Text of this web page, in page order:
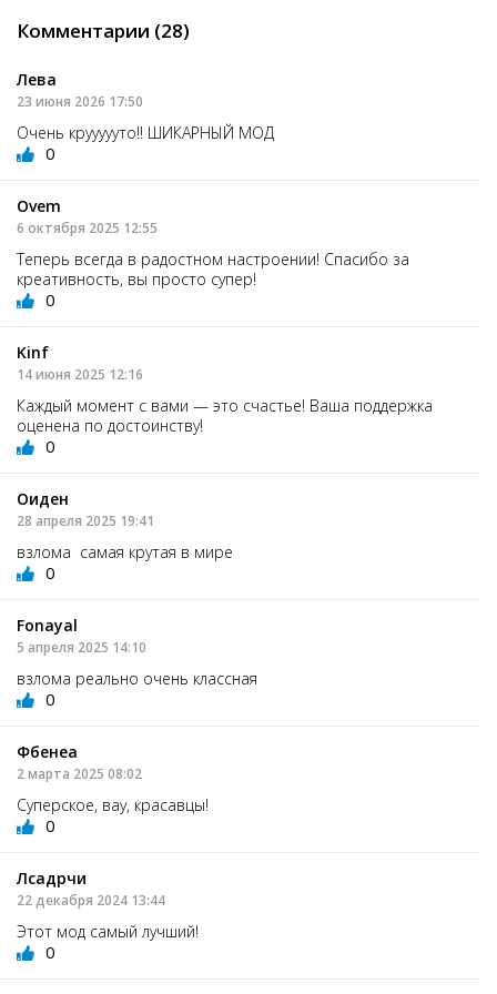
Комментарии (28)
Лева
23 июня 2026 17:50
Очень круууууто!! ШИКАРНЫЙ МОД
0
Ovem
6 октября 2025 12:55
Теперь всегда в радостном настроении! Спасибо за
креативность, вы просто супер!
0
Kinf
14 июня 2025 12:16
Каждый момент с вами — это счастье! Ваша поддержка
оценена по достоинству!
0
Оиден
28 апреля 2025 19:41
взлома самая крутая в мире
0
Fonayal
5 апреля 2025 14:10
взлома реально очень классная
0
Фбенеа
2 марта 2025 08:02
Суперское, вау, красавцы!
0
Лсадрчи
22 декабря 2024 13:44
Этот мод самый лучший!
0